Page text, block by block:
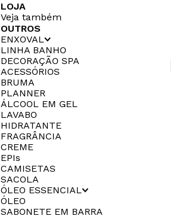
LOJA
Veja também
OUTROS
ENXOVAL
LINHA BANHO
DECORAÇÃO SPA
ACESSÓRIOS
BRUMA
PLANNER
ÁLCOOL EM GEL
LAVABO
HIDRATANTE
FRAGRÂNCIA
CREME
EPIs
CAMISETAS
SACOLA
ÓLEO ESSENCIAL
ÓLEO
SABONETE EM BARRA